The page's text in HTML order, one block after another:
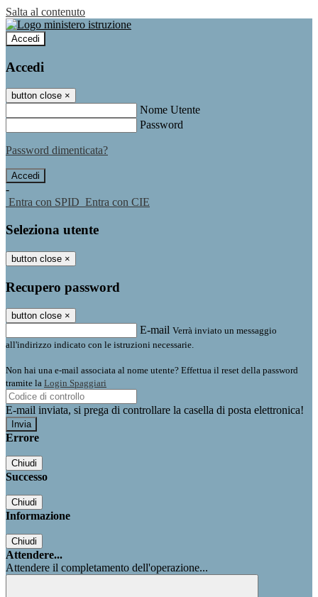
Salta al contenuto
Accedi
Accedi
button close ×
Nome Utente
Password
Password dimenticata?
-
Entra con SPID Entra con CIE
Seleziona utente
button close ×
Recupero password
button close ×
E-mail Verrà inviato un messaggio
all'indirizzo indicato con le istruzioni necessarie.
Non hai una e-mail associata al nome utente? Effettua il reset della password
tramite la Login Spaggiari
E-mail inviata, si prega di controllare la casella di posta elettronica!
Errore
Chiudi
Successo
Chiudi
Informazione
Chiudi
Attendere...
Attendere il completamento dell'operazione...